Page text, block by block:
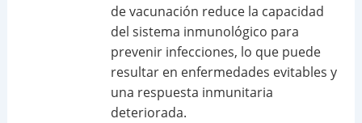
de vacunación reduce la capacidad
del sistema inmunológico para
prevenir infecciones, lo que puede
resultar en enfermedades evitables y
una respuesta inmunitaria
deteriorada.